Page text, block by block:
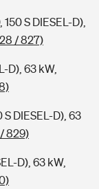
S DIESEL-D),
/ 827)
D), 63 kW,
S DIESEL-D), 63
829)
D), 63 kW,